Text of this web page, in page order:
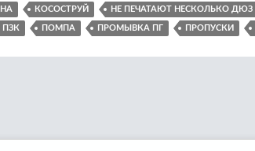
КОСОСТРУЙ НЕ ПЕЧАТАЮТ НЕСКОЛЬКО ДЮЗ
ПЗК ПОМПА ПРОМЫВКА ПГ ПРОПУСКИ